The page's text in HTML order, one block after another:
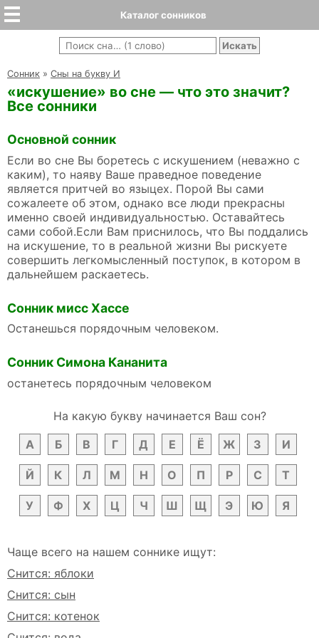
Каталог сонников
Cонник » Сны на букву И
«искушение» во сне — что это значит?
Все сонники
Основной сонник
Если во сне Вы боретесь с искушением (неважно с
каким), то наяву Ваше праведное поведение
является притчей во языцех. Порой Вы сами
сожалеете об этом, однако все люди прекрасны
именно своей индивидуальностью. Оставайтесь
сами собой.Если Вам приснилось, что Вы поддались
на искушение, то в реальной жизни Вы рискуете
совершить легкомысленный поступок, в котором в
дальнейшем раскаетесь.
Сонник мисс Хассе
Останешься порядочным человеком.
Сонник Симона Кананита
останетесь порядочным человеком
На какую букву начинается Ваш сон?
А
Б В Г Д Е Ё Ж З И
Й К Л М Н О П Р С Т
У Ф Х Ц Ч Ш Щ Э Ю Я
Чаще всего на нашем соннике ищут:
Снится: яблоки
Снится: сын
Снится: котенок